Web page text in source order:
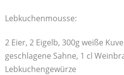
Lebkuchenmousse:
2 Eier, 2 Eigelb, 300g weiße
geschlagene Sahne, 1 cl
Lebkuchengewürze